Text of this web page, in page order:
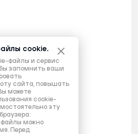
cookie.
файлы и сервис
запомнить ваши
сайта, повышать
можете
cookie-
эту
файлы можно
Перед